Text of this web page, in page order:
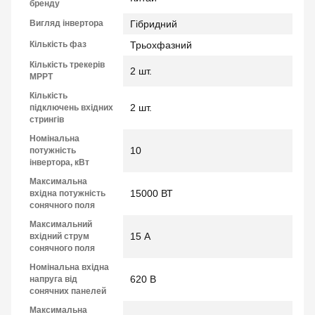
бренду
Вигляд інвертора Гібридний
Кількість фаз Трьохфазний
Кількість трекерів
МРРТ
2 шт.
Кількість
підключень вхідних
стрингів
2 шт.
Номінальна
потужність
інвертора, кВт
10
Максимальна
вхідна потужність
сонячного поля
15000 ВТ
Максимальний
вхідний струм
сонячного поля
15 А
Номінальна вхідна
напруга від
сонячних панелей
620 В
Максимальна